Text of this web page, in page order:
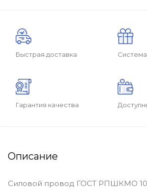
Быстрая доставка
Гарантия качества
Описание
Силовой провод ГОСТ РПШКМО